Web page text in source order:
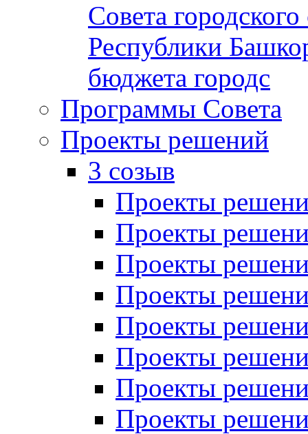
Совета
Республики
бюджета городс
Программы Совета
Проекты решений
3 созыв
Проекты
Проекты
Проекты
Проекты
Проекты
Проекты
Проекты
Проекты